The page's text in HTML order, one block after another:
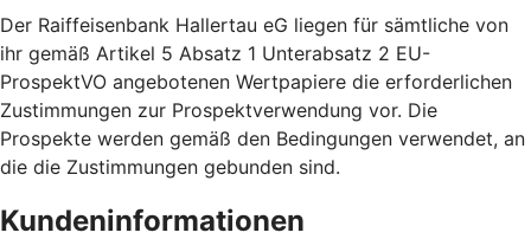
Der Raiffeisenbank Hallertau eG liegen für sämtliche von
ihr gemäß Artikel 5 Absatz 1 Unterabsatz 2 EU-
ProspektVO angebotenen Wertpapiere die erforderlichen
Zustimmungen zur Prospektverwendung vor. Die
Prospekte werden gemäß den Bedingungen verwendet, an
die die Zustimmungen gebunden sind.
Kundeninformationen